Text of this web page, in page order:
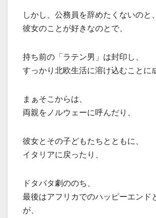
しかし、公務員を辞めたくないのと、
彼女のことが好きなのとで、
持ち前の「ラテン男」は封印し、
すっかり北欧生活に溶け込むことに
まぁそこからは、
両親をノルウェーに呼んだり、
彼女とその子どもたちとともに、
イタリアに戻ったり、
ドタバタ劇ののち、
最後はアフリカでのハッピーエンド
が、